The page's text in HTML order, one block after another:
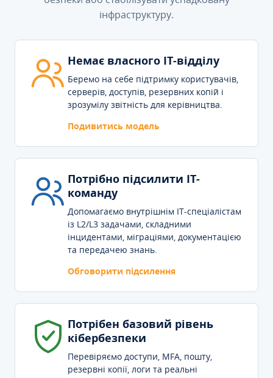
інфраструктуру.
Немає власного IT-відділу
Беремо на себе підтримку користувачів,
серверів, доступів, резервних копій і
зрозумілу звітність для керівництва.
Подивитись модель
Потрібно підсилити IT-
команду
Допомагаємо внутрішнім IT-спеціалістам
із L2/L3 задачами, складними
інцидентами, міграціями, документацією
та передачею знань.
Обговорити підсилення
Потрібен базовий рівень
кібербезпеки
Перевіряємо доступи, MFA, пошту,
резервні копії, логи та реальні